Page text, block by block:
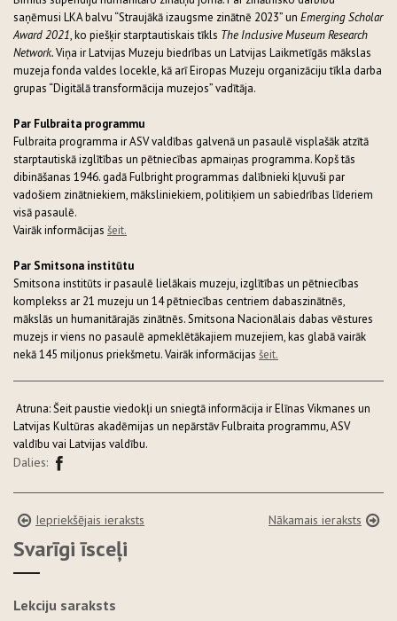
saņēmusi LKA balvu “Straujākā izaugsme zinātnē 2023” un Emerging Scholar
Award 2021, ko piešķir starptautiskais tīkls The Inclusive Museum Research
Network.Viņa ir Latvijas Muzeju biedrības un Latvijas Laikmetīgās mākslas
muzeja fonda valdes locekle, kā arī Eiropas Muzeju organizāciju tīkla darba
grupas “Digitālā transformācija muzejos” vadītāja.
Par Fulbraita programmu
Fulbraita programma ir ASV valdības galvenā un pasaulē visplašāk atzītā
starptautiskā izglītības un pētniecības apmaiņas programma. Kopš tās
dibināšanas 1946. gadā Fulbright programmas dalībnieki kļuvuši par
vadošiem zinātniekiem, māksliniekiem, politiķiem un sabiedrības līderiem
visā pasaulē.
Vairāk informācijas šeit.
Par Smitsona institūtu
Smitsona institūts ir pasaulē lielākais muzeju, izglītības un pētniecības
komplekss ar 21 muzeju un 14 pētniecības centriem dabaszinātnēs,
mākslās un humanitārajās zinātnēs. Smitsona Nacionālais dabas vēstures
muzejs ir viens no pasaulē apmeklētākajiem muzejiem, kas glabā vairāk
nekā 145 miljonus priekšmetu. Vairāk informācijas šeit.
Atruna: Šeit paustie viedokļi un sniegtā informācija ir Elīnas Vikmanes un
Latvijas Kultūras akadēmijas un nepārstāv Fulbraita programmu, ASV
valdību vai Latvijas valdību.
Dalies:
Iepriekšējais ieraksts Nākamais ieraksts
Svarīgi īsceļi
Lekciju saraksts